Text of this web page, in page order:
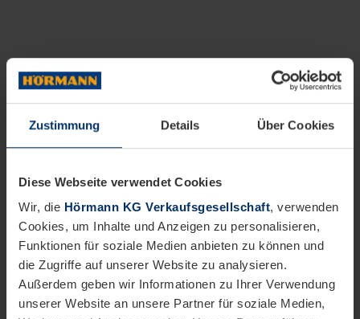
Zustimmung Details Über Cookies
Diese Webseite verwendet Cookies
Wir, die Hörmann KG Verkaufsgesellschaft, verwenden
Cookies, um Inhalte und Anzeigen zu personalisieren,
Funktionen für soziale Medien anbieten zu können und
die Zugriffe auf unserer Website zu analysieren.
Außerdem geben wir Informationen zu Ihrer Verwendung
unserer Website an unsere Partner für soziale Medien,